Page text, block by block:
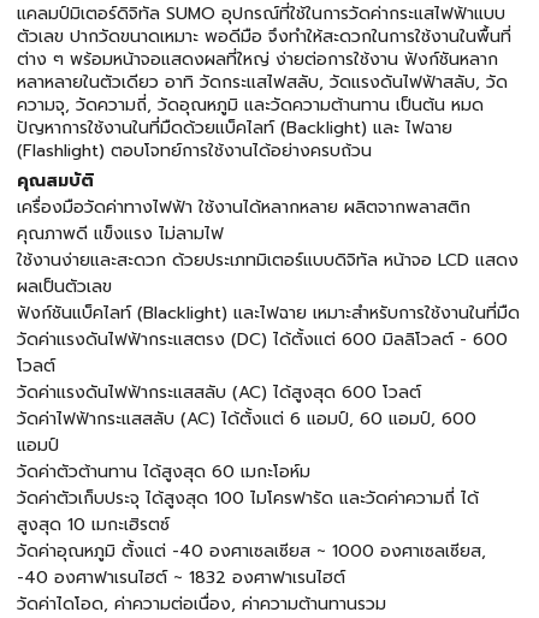
แคลมป์มิเตอร์ดิจิทัล SUMO อุปกรณ์ที่ใช้ในการวัดค่ากระแสไฟฟ้าแบบ
ตัวเลข ปากวัดขนาดเหมาะ พอดีมือ จึงทำให้สะดวกในการใช้งานในพื้นที่
ต่าง ๆ พร้อมหน้าจอแสดงผลที่ใหญ่ ง่ายต่อการใช้งาน ฟังก์ชันหลาก
หลาหลายในตัวเดียว อาทิ วัดกระแสไฟสลับ, วัดแรงดันไฟฟ้าสลับ, วัด
ความจุ, วัดความถี่, วัดอุณหภูมิ และวัดความต้านทาน เป็นต้น หมด
ปัญหาการใช้งานในที่มืดด้วยแบ็คไลท์ (Backlight) และ ไฟฉาย
(Flashlight) ตอบโจทย์การใช้งานได้อย่างครบถ้วน
คุณสมบัติ
เครื่องมือวัดค่าทางไฟฟ้า ใช้งานได้หลากหลาย ผลิตจากพลาสติก
คุณภาพดี แข็งแรง ไม่ลามไฟ
ใช้งานง่ายและสะดวก ด้วยประเภทมิเตอร์แบบดิจิทัล หน้าจอ LCD แสดง
ผลเป็นตัวเลข
ฟังก์ชันแบ็คไลท์ (Blacklight) และไฟฉาย เหมาะสำหรับการใช้งานในที่มืด
วัดค่าแรงดันไฟฟ้ากระแสตรง (DC) ได้ตั้งแต่ 600 มิลลิโวลต์ - 600
โวลต์
วัดค่าแรงดันไฟฟ้ากระแสสลับ (AC) ได้สูงสุด 600 โวลต์
วัดค่าไฟฟ้ากระแสสลับ (AC) ได้ตั้งแต่ 6 แอมป์, 60 แอมป์, 600
แอมป์
วัดค่าตัวต้านทาน ได้สูงสุด 60 เมกะโอห์ม
วัดค่าตัวเก็บประจุ ได้สูงสุด 100 ไมโครฟารัด และวัดค่าความถี่ ได้
สูงสุด 10 เมกะเฮิรตซ์
วัดค่าอุณหภูมิ ตั้งแต่ -40 องศาเซลเซียส ~ 1000 องศาเซลเซียส,
-40 องศาฟาเรนไฮต์ ~ 1832 องศาฟาเรนไฮต์
วัดค่าไดโอด, ค่าความต่อเนื่อง, ค่าความต้านทานรวม